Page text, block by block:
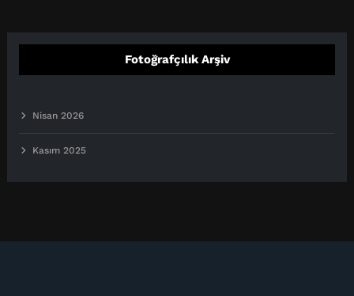
Fotoğrafçılık Arşiv
Nisan 2026
Kasım 2025